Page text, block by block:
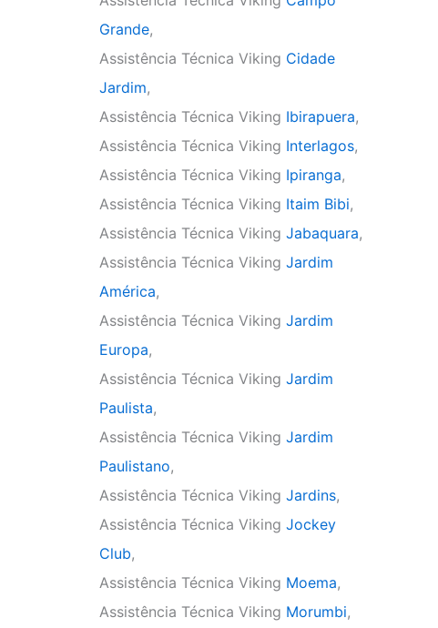
Grande,
Assistência Técnica Viking Cidade
Jardim,
Assistência Técnica Viking Ibirapuera,
Assistência Técnica Viking Interlagos,
Assistência Técnica Viking Ipiranga,
Assistência Técnica Viking Itaim Bibi,
Assistência Técnica Viking Jabaquara,
Assistência Técnica Viking Jardim
América,
Assistência Técnica Viking Jardim
Europa,
Assistência Técnica Viking Jardim
Paulista,
Assistência Técnica Viking Jardim
Paulistano,
Assistência Técnica Viking Jardins,
Assistência Técnica Viking Jockey
Club,
Assistência Técnica Viking Moema,
Assistência Técnica Viking Morumbi,